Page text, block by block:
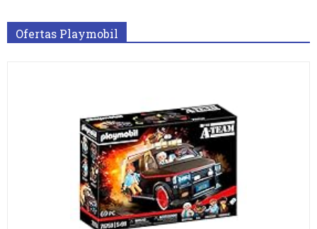
Ofertas Playmobil